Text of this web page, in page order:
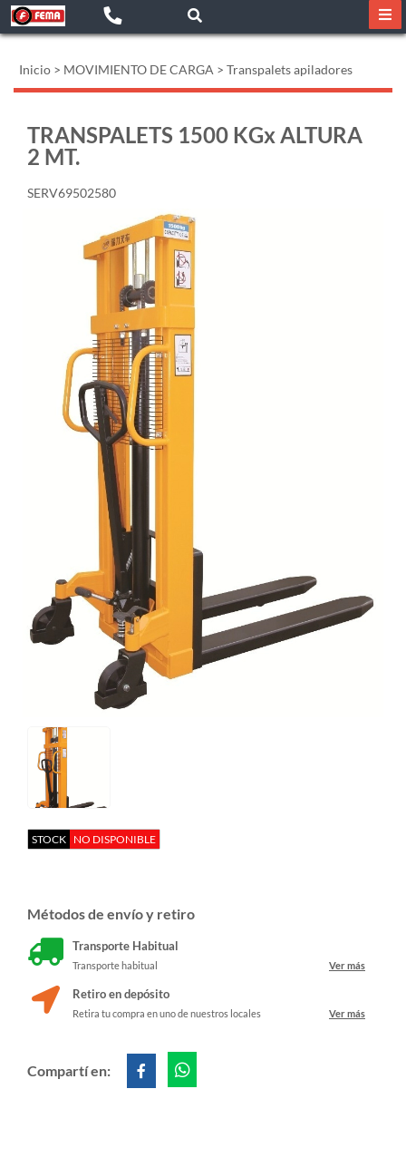
Inicio > MOVIMIENTO DE CARGA > Transpalets apiladores
TRANSPALETS 1500 KGx ALTURA
2 MT.
SERV69502580
STOCK NO DISPONIBLE
Métodos de envío y retiro
Transporte Habitual
Transporte habitual Ver más
Retiro en depósito
Retira tu compra en uno de nuestros locales Ver más
Compartí en: